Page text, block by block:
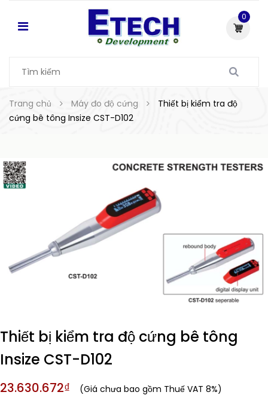
0
Trang chủ Máy đo độ cứng
Thiết bị kiểm tra độ
cứng bê tông Insize CST-D102
Thiết bị kiểm tra độ cứng bê tông
Insize CST-D102
23.630.672₫ (Giá chưa bao gồm Thuế VAT 8%)